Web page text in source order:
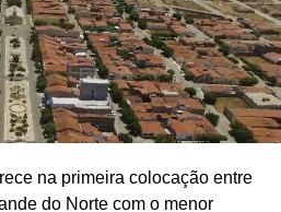
na primeira colocação entre
do Norte com o menor